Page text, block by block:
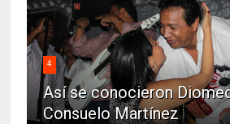
4
Así se conocieron
Consuelo Martínez